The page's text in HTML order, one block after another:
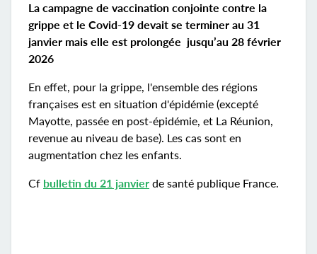
La campagne de vaccination conjointe contre la
grippe et le Covid-19 devait se terminer au 31
janvier mais elle est prolongée jusqu’au 28 février
2026
En effet, pour la grippe, l'ensemble des régions
françaises est en situation d'épidémie (excepté
Mayotte, passée en post-épidémie, et La Réunion,
revenue au niveau de base). Les cas sont en
augmentation chez les enfants.
Cf bulletin du 21 janvier de santé publique France.